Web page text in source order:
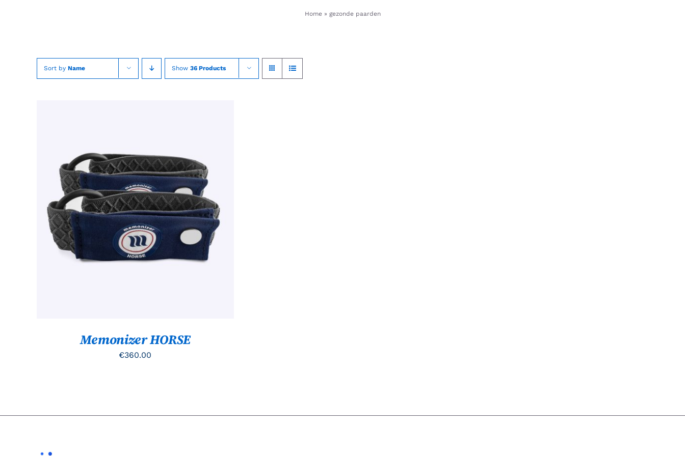
Home» gezonde paarden
Sort by Name Show 36 Products
TOEVOEGEN AAN WINKELWAGEN
QUICK
VIEW
Memonizer HORSE
€360.00